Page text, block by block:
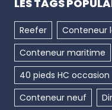
LES TAGS
Reefer Conteneur
Conteneur maritime
40 pieds HC occasion
Conteneur neuf